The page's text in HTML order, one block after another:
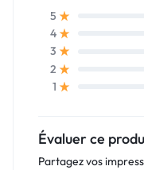
5
4
3
2
1
Évaluer ce
Partagez vos